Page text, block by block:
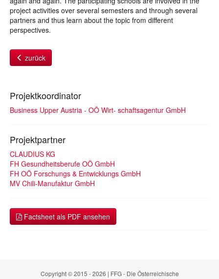
project activities over several semesters and through several
partners and thus learn about the topic from different
perspectives.
zurück
Projektkoordinator
Business Upper Austria - OÖ Wirt- schaftsagentur GmbH
Projektpartner
CLAUDIUS KG
FH Gesundheitsberufe OÖ GmbH
FH OÖ Forschungs & Entwicklungs GmbH
MV Chili-Manufaktur GmbH
Factsheet als PDF ansehen
Copyright © 2015 - 2026 | FFG - Die Österreichische